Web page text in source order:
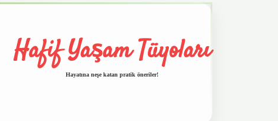
Hafif Yaşam Tüyoları
Hayatına neşe katan pratik öneriler!